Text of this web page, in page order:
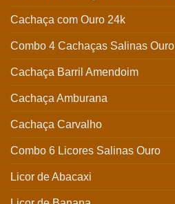
Cachaça com Ouro 24k
Combo 4 Cachaças Salinas Ouro
Cachaça Barril Amendoim
Cachaça Amburana
Cachaça Carvalho
Combo 6 Licores Salinas Ouro
Licor de Abacaxi